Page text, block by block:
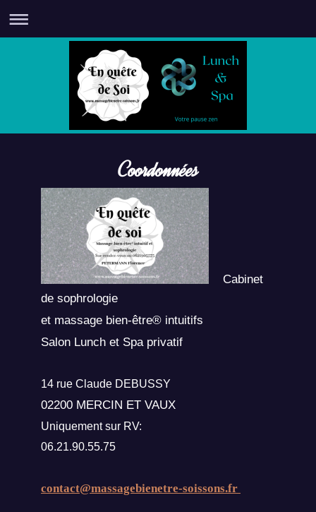
Coordonnées
Cabinet
de sophrologie
et massage bien-être® intuitifs
Salon Lunch et Spa privatif
14 rue Claude DEBUSSY
02200 MERCIN ET VAUX
Uniquement sur RV:
06.21.90.55.75
contact@massagebienetre-soissons.fr